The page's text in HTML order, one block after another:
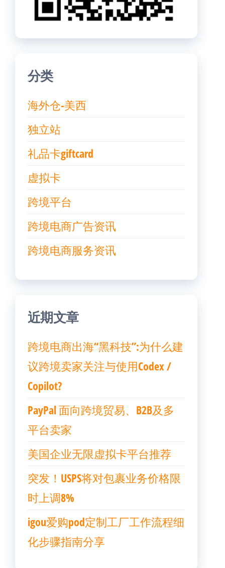
分类
海外仓-美西
独立站
礼品卡giftcard
虚拟卡
跨境平台
跨境电商广告资讯
跨境电商服务资讯
近期文章
跨境电商出海“黑科技”:为什么建
议跨境卖家关注与使用Codex /
Copilot?
PayPal 面向跨境贸易、B2B及多
平台卖家
美国企业无限虚拟卡平台推荐
突发！USPS将对包裹业务价格限
时上调8%
igou爱购pod定制工厂工作流程细
化步骤指南分享